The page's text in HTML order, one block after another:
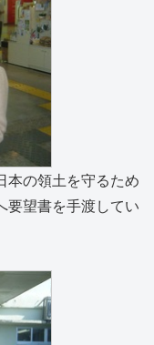
本の領土を守るため
要望書を手渡してい